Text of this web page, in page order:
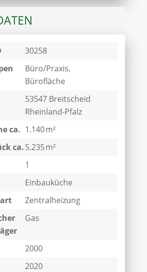
30258
Büro/Praxis,
Bürofläche
53547 Breitscheid
Rheinland-Pfalz
ca. 1.140 m²
ca.5.235 m²
1
Einbauküche
Zentralheizung
Gas
2000
2020